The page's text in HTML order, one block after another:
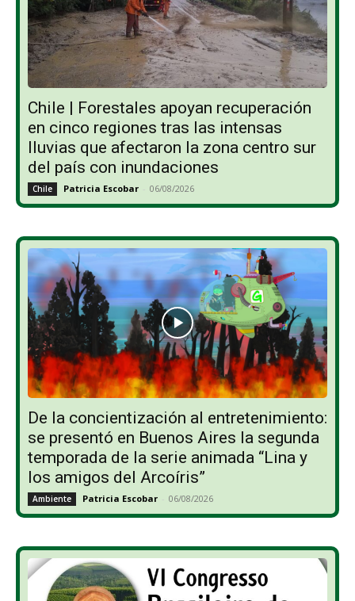
Chile | Forestales apoyan recuperación
en cinco regiones tras las intensas
lluvias que afectaron la zona centro sur
del país con inundaciones
Chile Patricia Escobar - 06/08/2026
De la concientización al entretenimiento:
se presentó en Buenos Aires la segunda
temporada de la serie animada “Lina y
los amigos del Arcoíris”
Ambiente Patricia Escobar - 06/08/2026